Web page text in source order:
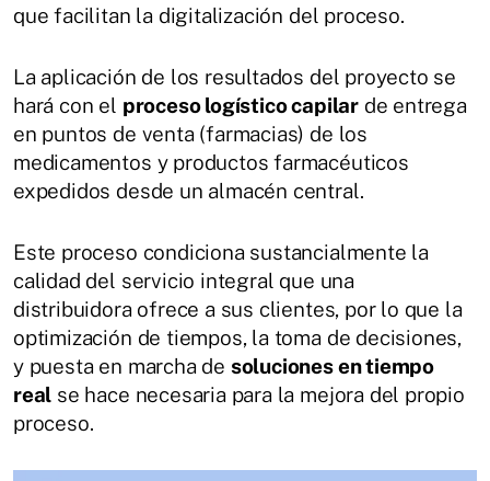
que facilitan la digitalización del proceso.
La aplicación de los resultados del proyecto se
hará con el proceso logístico capilarde entrega
en puntos de venta (farmacias) de los
medicamentos y productos farmacéuticos
expedidos desde un almacén central.
Este proceso condiciona sustancialmente la
calidad del servicio integral que una
distribuidora ofrece a sus clientes, por lo que la
optimización de tiempos, la toma de decisiones,
y puesta en marcha de soluciones en tiempo
real se hace necesaria para la mejora del propio
proceso.